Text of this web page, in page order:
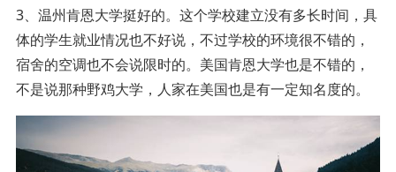
3、温州肯恩大学挺好的。这个学校建立没有多长时间，具
体的学生就业情况也不好说，不过学校的环境很不错的，
宿舍的空调也不会说限时的。美国肯恩大学也是不错的，
不是说那种野鸡大学，人家在美国也是有一定知名度的。